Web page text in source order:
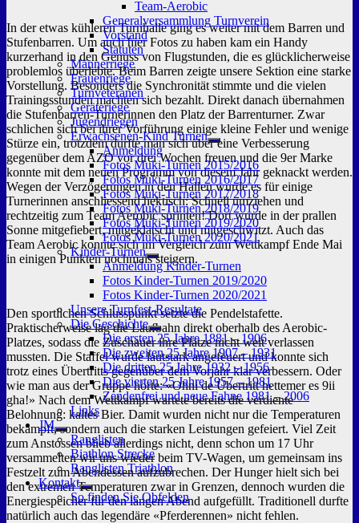
Team-Aerobic
Generalversammlung Turnverein
Vorstand
Statuten
Männerriege
Frauenriege
Turnveteranen
Geräteriege
Jugendriegen
Erwachsenen-Kind Turnen
Untermenü
anzeigen
Anmeldung
Fotos Muki-Turnen 2015/2016
Fotos Muki-Turnen 2016/2017
Fotos Muki-Turnen 2017/2018
Fotos Muki-Turnen 2018/2019
Fotos Muki-Turnen 2019/2020
Fotos Muki-Turnen 2020/2021
Kinder-Turnen
Untermenü
anzeigen
Anmeldung Kinder-Turnen
Fotos Kinder-Turnen 2019/2020
Fotos Kinder-Turnen 2020/2021
Unsere Turnfest-Resultate
Die Geschichte
Untermenü
anzeigen
Die ersten 25 Jahre 1881 – 1906
Die zweiten 25 Jahre 1907 – 1931
Die dritten 25 Jahre 1932 – 1956
Die vierten 25 Jahre 1957 – 1981
Zendenfrei und neue Fahne 1981 – 2006
Links
JM
Untermenü
anzeigen
Ranglisten
Biathlon Strecke
Ranglisten Triathlon
Kontakt
Untermenü
anzeigen
So finden Sie Obfelden
In der etwas kühleren Turnhalle ging es weiter mit dem Barren und
Stufenbarren. Um auch hier Fotos zu haben kam ein Handy
kurzerhand in den Genuss von Flugstunden, die es glücklicherweise
problemlos überlebte. Beim Barren zeigte unsere Sektion eine starke
Vorstellung. Besonders die Synchronität stimmte und die vielen
Trainingsstunden machten sich bezahlt. Direkt danach übernahmen
die Stufenbarren-Turnerinnen den Platz der Barrenturner. Zwar
schlichen sich bei ihrer Vorführung einige kleine Fehler und wenige
Stürze ein, trotzdem durfte man sich über eine Verbesserung
gegenüber dem AZO vor drei Wochen freuen und die 9er Marke
konnte mit dem neuen Programm von diesem Jahr geknackt werden.
Wegen der Verzögerungen in den Hallen wurde es für einige
Turnerinnen anschliessend hektisch: Schnell umziehen und
rechtzeitig zum Team Aerobic sprinten! Dort wurde in der prallen
Sonne mitgefiebert, mitgeklatscht und mitgeschwitzt. Auch das
Team Aerobic konnte sich im Vergleich zum Wettkampf Ende Mai
in einigen Punkten nochmals steigern.
Den sportlichen Schlusspunkt setzte die Pendelstafette.
Praktischerweise lag die Laufbahn direkt oberhalb des Aerobic-
Platzes, sodass die Zuschauer ihre Plätze nicht weit verlassen
mussten. Die Staffel wurde lautstark angefeuert und konnte sich
trotz eines Übertritts gegenüber dem Vorjahr klar verbessern. Oder
wie man aus der Gruppe hörte: «Ohni de Übertritt hettemer es 9ii
gha!» Nach dem Wettkampf wartete bereits die verdiente
Belohnung: kaltes Bier. Damit wurden nicht nur die Temperaturen
bekämpft, sondern auch die starken Leistungen gefeiert. Viel Zeit
zum Anstossen blieb allerdings nicht, denn schon um 17 Uhr
versammelten wir uns wieder beim TV-Wagen, um gemeinsam ins
Festzelt zum Abendessen aufzubrechen. Der Hunger hielt sich bei
den extremen Temperaturen zwar in Grenzen, dennoch wurden die
Energiespeicher für den langen Abend aufgefüllt. Traditionell durfte
natürlich auch das legendäre «Pferderennen» nicht fehlen.